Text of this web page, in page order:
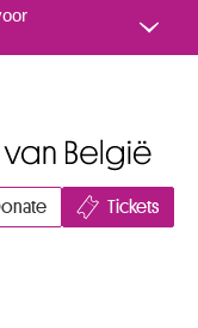
Tickets